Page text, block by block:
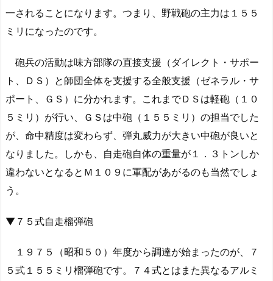
一されることになります。つまり、野戦砲の主力は１５５
ミリになったのです。
砲兵の活動は味方部隊の直接支援（ダイレクト・サポー
ト、ＤＳ）と師団全体を支援する全般支援（ゼネラル・サ
ポート、ＧＳ）に分かれます。これまでＤＳは軽砲（１０
５ミリ）が行い、ＧＳは中砲（１５５ミリ）の担当でした
が、命中精度は変わらず、弾丸威力が大きい中砲が良いと
なりました。しかも、自走砲自体の重量が１．３トンしか
違わないとなるとＭ１０９に軍配があがるのも当然でしょ
う。
▼７５式自走榴弾砲
１９７５（昭和５０）年度から調達が始まったのが、７
５式１５５ミリ榴弾砲です。７４式とはまた異なるアルミ